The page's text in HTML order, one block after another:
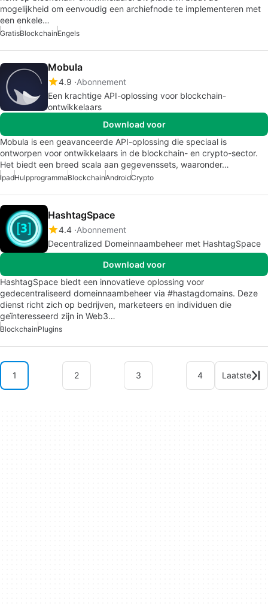
mogelijkheid om eenvoudig een archiefnode te implementeren met
een enkele…
GratisBlockchainEngels
Mobula
4.9 Abonnement
Een krachtige API-oplossing voor blockchain-
ontwikkelaars
Download voor
Mobula is een geavanceerde API-oplossing die speciaal is
ontworpen voor ontwikkelaars in de blockchain- en crypto-sector.
Het biedt een breed scala aan gegevenssets, waaronder…
IpadHulpprogrammaBlockchainAndroidCrypto
HashtagSpace
4.4 Abonnement
Decentralized Domeinnaambeheer met HashtagSpace
Download voor
HashtagSpace biedt een innovatieve oplossing voor
gedecentraliseerd domeinnaambeheer via #hastagdomains. Deze
dienst richt zich op bedrijven, marketeers en individuen die
geïnteresseerd zijn in Web3…
BlockchainPlugins
1 2 3 4 Laatste